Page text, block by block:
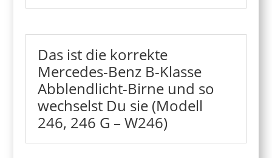
Das ist die korrekte
Mercedes-Benz B-Klasse
Abblendlicht-Birne und so
wechselst Du sie (Modell
246, 246 G – W246)